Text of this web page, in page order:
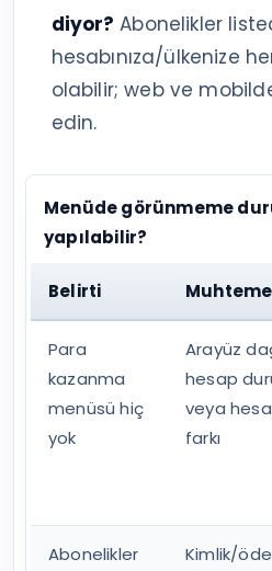
diyor? Abonelikler
hesabınıza/ülkenize
olabilir; web ve
edin.
Menüde görünmeme
yapılabilir?
Belirti
Para
kazanma
menüsü hiç
yok
Arayüz
hesap
veya
farkı
Abonelikler
Kimlik/